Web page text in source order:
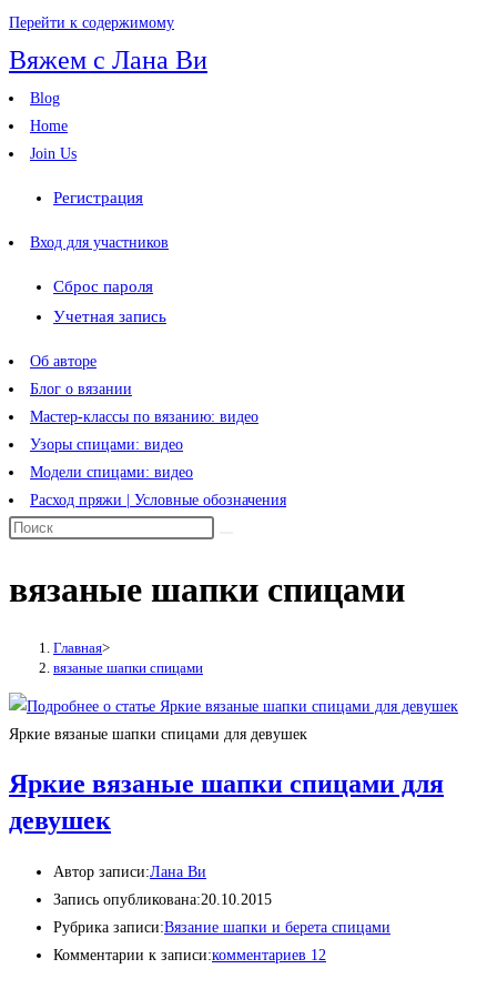
Перейти к содержимому
Вяжем с Лана Ви
Blog
Home
Join Us
Регистрация
Вход для участников
Сброс пароля
Учетная запись
Об авторе
Блог о вязании
Мастер-классы по вязанию: видео
Узоры спицами: видео
Модели спицами: видео
Расход пряжи | Условные обозначения
вязаные шапки спицами
Главная>
вязаные шапки спицами
Яркие вязаные шапки спицами для девушек
Яркие вязаные шапки спицами для
девушек
Автор записи:Лана Ви
Запись опубликована:20.10.2015
Рубрика записи:Вязание шапки и берета спицами
Комментарии к записи:комментариев 12